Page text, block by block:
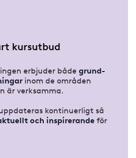
kursutbud
erbjuder både grund-
inom de områden
är verksamma.
kontinuerligt så
och inspirerande för